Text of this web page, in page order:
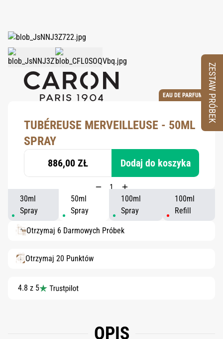
EAU DE PARFUM
TUBÉREUSE MERVEILLEUSE - 50ML
SPRAY
886,00 ZŁ Dodaj do koszyka
30ml
Spray
50ml
Spray
100ml
Spray
100ml
Refill
Otrzymaj 6 Darmowych Próbek
Otrzymaj 20 Punktów
4.8 z 5
OPIS
ZESTAW PRÓBEK